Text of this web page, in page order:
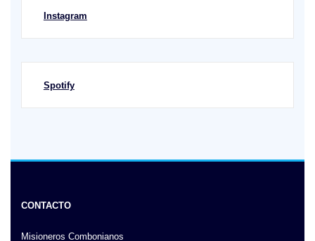
Instagram
Spotify
CONTACTO
Misioneros Combonianos